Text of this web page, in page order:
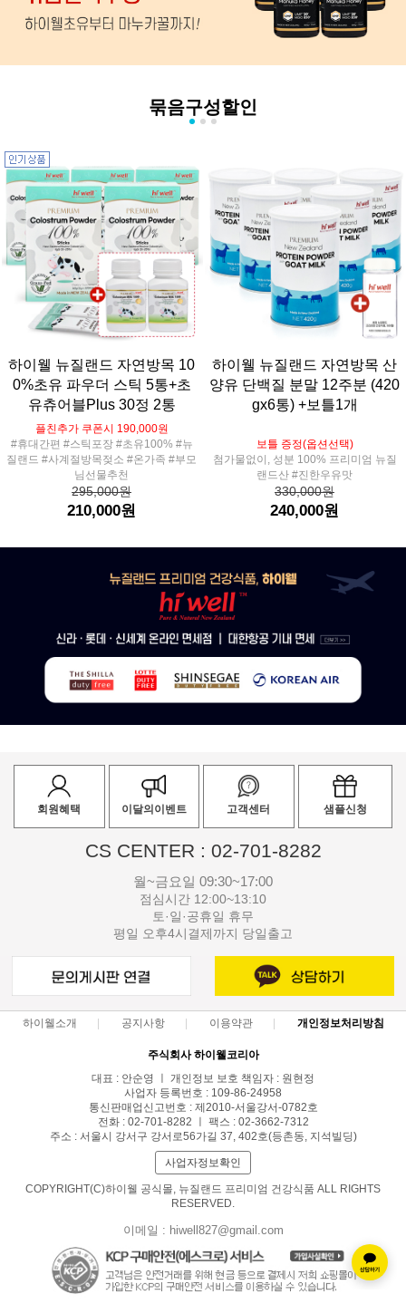
묶음구성할인
하이웰 뉴질랜드 자연방목 10
0%초유 파우더 스틱 5통+초
유츄어블Plus 30정 2통
플친추가 쿠폰시 190,000원
#휴대간편 #스틱포장 #초유100% #뉴
질랜드 #사계절방목젖소 #온가족 #부모
님선물추천
295,000원
210,000원
하이웰 뉴질랜드 자연방목 산
양유 단백질 분말 12주분 (420
gx6통) +보틀1개
보틀 증정(옵션선택)
첨가물없이, 성분 100% 프리미엄 뉴질
랜드산 #진한우유맛
330,000원
240,000원
회원혜택 이달의이벤트 고객센터 샘플신청
CS CENTER : 02-701-8282
월~금요일 09:30~17:00
점심시간 12:00~13:10
토·일·공휴일 휴무
평일 오후4시결제까지 당일출고
하이웰소개 공지사항 이용약관 개인정보처리방침
주식회사 하이웰코리아
대표 : 안순영 ㅣ 개인정보 보호 책임자 : 원현정
사업자 등록번호 : 109-86-24958
통신판매업신고번호 : 제2010-서울강서-0782호
전화 : 02-701-8282 ㅣ 팩스 : 02-3662-7312
주소 : 서울시 강서구 강서로56가길 37, 402호(등촌동, 지석빌딩)
사업자정보확인
COPYRIGHT(C)하이웰 공식몰, 뉴질랜드 프리미엄 건강식품 ALL RIGHTS
RESERVED.
이메일 : hiwell827@gmail.com